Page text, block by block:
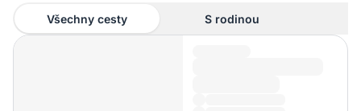
Všechny cesty S rodinou